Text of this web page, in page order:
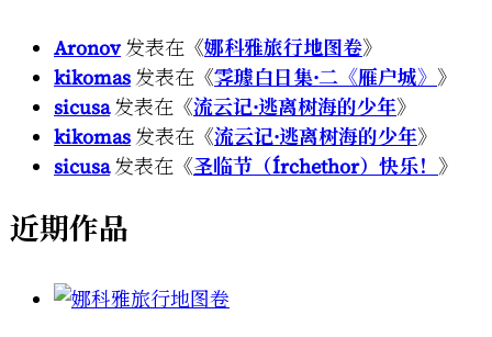
Aronov发表在《娜科雅旅行地图卷》
kikomas发表在《霁璩白日集·二《雁户城》 》
sicusa发表在《流云记·逃离树海的少年》
kikomas发表在《流云记·逃离树海的少年》
sicusa发表在《圣临节（Írchethor）快乐！ 》
近期作品